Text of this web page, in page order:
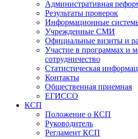
Административная
Результаты проверок
Информационные
Учрежденные СМИ
Официальные визиты и
Участие в программах и
сотрудничество
Статистическая
Контакты
Общественная приемная
ЕГИССО
КСП
Положение о КСП
Руководитель
Регламент КСП